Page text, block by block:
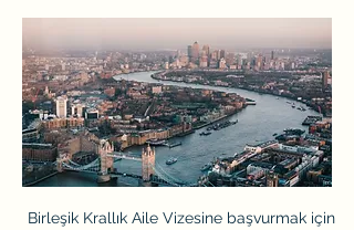
Birleşik Krallık Aile Vizesine başvurmak için